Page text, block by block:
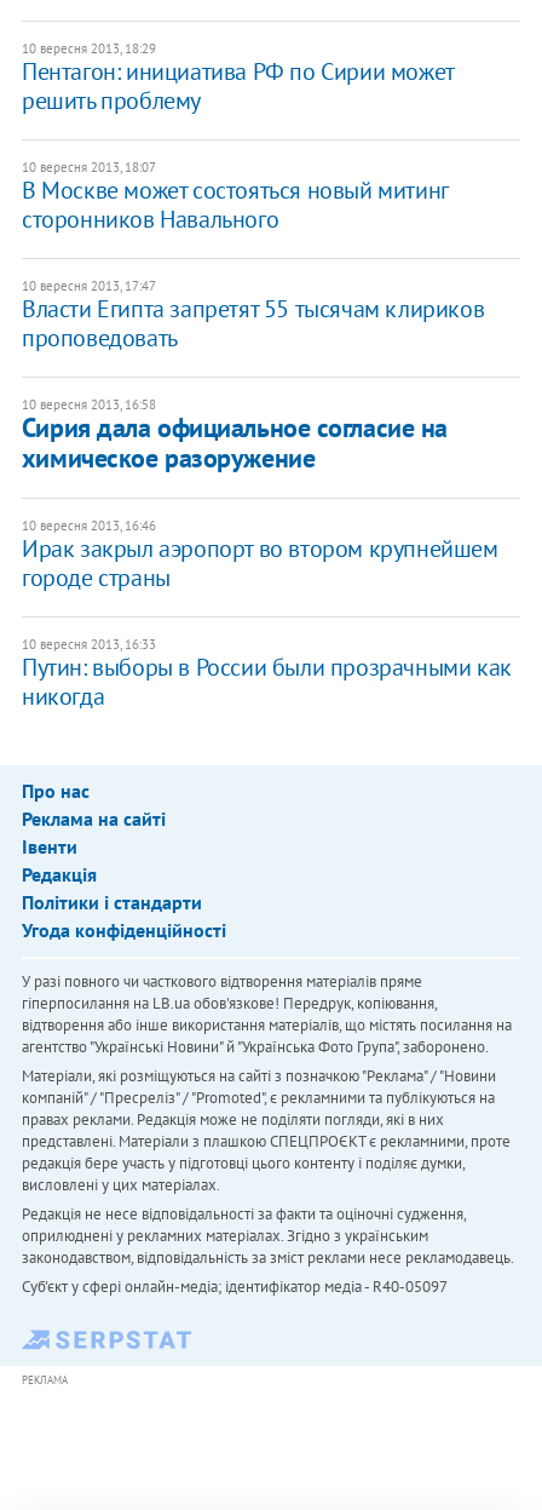
10 вересня 2013, 18:29
Пентагон: инициатива РФ по Сирии может
решить проблему
10 вересня 2013, 18:07
В Москве может состояться новый митинг
сторонников Навального
10 вересня 2013, 17:47
Власти Египта запретят 55 тысячам клириков
проповедовать
10 вересня 2013, 16:58
Сирия дала официальное согласие на
химическое разоружение
10 вересня 2013, 16:46
​Ирак закрыл аэропорт во втором крупнейшем
городе страны
10 вересня 2013, 16:33
Путин: выборы в России были прозрачными как
никогда
Про нас
Реклама на сайті
Івенти
Редакція
Політики і стандарти
Угода конфіденційності
У разі повного чи часткового відтворення матеріалів пряме
гіперпосилання на LB.ua обов'язкове! Передрук, копіювання,
відтворення або інше використання матеріалів, що містять посилання на
агентство "Українськi Новини" й "Українська Фото Група", заборонено.
Матеріали, які розміщуються на сайті з позначкою "Реклама" / "Новини
компаній" / "Пресреліз" / "Promoted", є рекламними та публікуються на
правах реклами. Редакція може не поділяти погляди, які в них
представлені. Матеріали з плашкою СПЕЦПРОЄКТ є рекламними, проте
редакція бере участь у підготовці цього контенту і поділяє думки,
висловлені у цих матеріалах.
Редакція не несе відповідальності за факти та оціночні судження,
оприлюднені у рекламних матеріалах. Згідно з українським
законодавством, відповідальність за зміст реклами несе рекламодавець.
Cуб'єкт у сфері онлайн-медіа; ідентифікатор медіа - R40-05097
РЕКЛАМА